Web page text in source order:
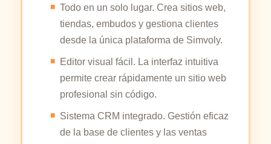
Todo en un solo lugar. Crea sitios web,
tiendas, embudos y gestiona clientes
desde la única plataforma de Simvoly.
Editor visual fácil. La interfaz intuitiva
permite crear rápidamente un sitio web
profesional sin código.
Sistema CRM integrado. Gestión eficaz
de la base de clientes y las ventas